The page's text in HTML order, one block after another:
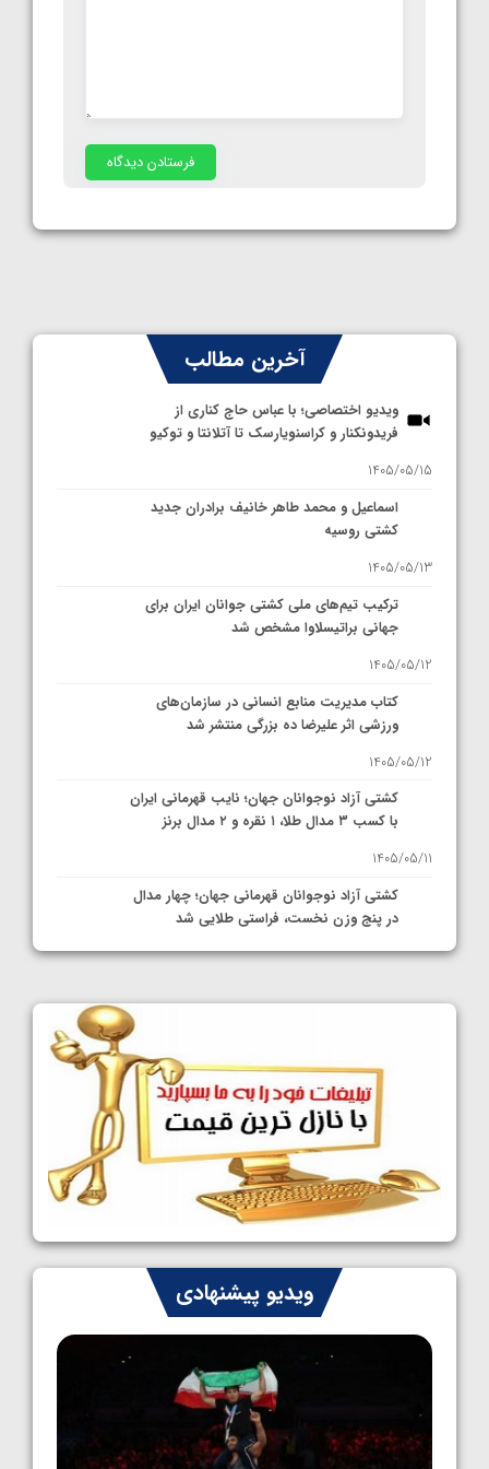
آخرین مطالب
ویدیو اختصاصی؛ با عباس حاج کناری از
فریدونکنار و کراسنویارسک تا آتلانتا و توکیو
1405/05/15
اسماعیل و محمد طاهر خانیف برادران جدید
کشتی روسیه
1405/05/13
ترکیب تیم‌های ملی کشتی جوانان ایران برای
جهانی براتیسلاوا مشخص شد
1405/05/12
کتاب مدیریت منابع انسانی در سازمان‌های
ورزشی اثر علیرضا ده بزرگی منتشر شد
1405/05/12
کشتی آزاد نوجوانان جهان؛ نایب قهرمانی ایران
با کسب ۳ مدال طلا، ۱ نقره و ۲ مدال برنز
1405/05/11
کشتی آزاد نوجوانان قهرمانی جهان؛ چهار مدال
در پنج وزن نخست، فراستی طلایی شد
1405/05/11
کشتی آزاد نوجوانان جهان؛ رقبای نمایندگان
ایران مشخص شدند
1405/05/08
کشتی فرنگی نوجوانان جهان؛ سکوی تیمی
سوم برای ایران
1405/05/07
ایران چشم به راه چهار مدال در پنج وزن دوم
کشتی فرنگی نوجوانان جهان
1405/05/06
ویدیو پیشنهادی